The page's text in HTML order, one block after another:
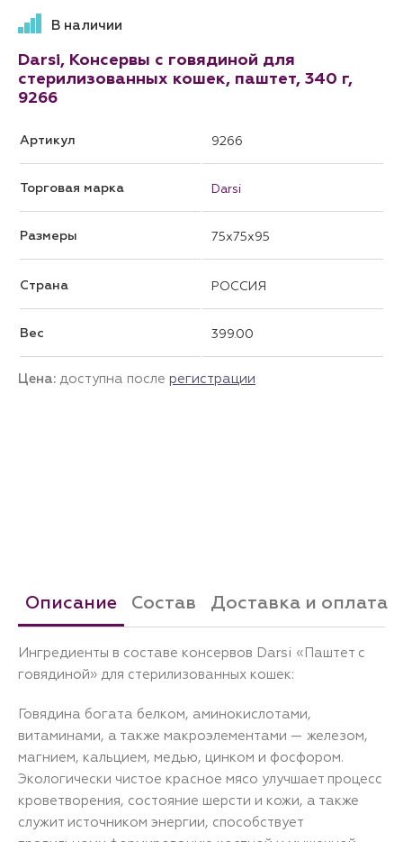
В наличии
Darsi, Консервы с говядиной для
стерилизованных кошек, паштет, 340 г,
9266
Артикул 9266
Торговая марка Darsi
Размеры 75x75x95
Страна РОССИЯ
Вес 399.00
Цена: доступна после регистрации
Описание Состав Доставка и оплата
Ингредиенты в составе консервов Darsi «Паштет с
говядиной» для стерилизованных кошек:
Говядина богата белком, аминокислотами,
витаминами, а также макроэлементами — железом,
магнием, кальцием, медью, цинком и фосфором.
Экологически чистое красное мясо улучшает процесс
кроветворения, состояние шерсти и кожи, а также
служит источником энергии, способствует